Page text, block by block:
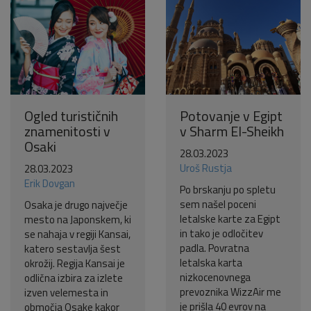
Ogled turističnih
znamenitosti v
Osaki
28.03.2023
Erik Dovgan
Osaka je drugo največje
mesto na Japonskem, ki
se nahaja v regiji Kansai,
katero sestavlja šest
okrožij. Regija Kansai je
odlična izbira za izlete
izven velemesta in
območja Osake kakor
Potovanje v Egipt
v Sharm El-Sheikh
28.03.2023
Uroš Rustja
Po brskanju po spletu
sem našel poceni
letalske karte za Egipt
in tako je odločitev
padla. Povratna
letalska karta
nizkocenovnega
prevoznika WizzAir me
je prišla 40 evrov na